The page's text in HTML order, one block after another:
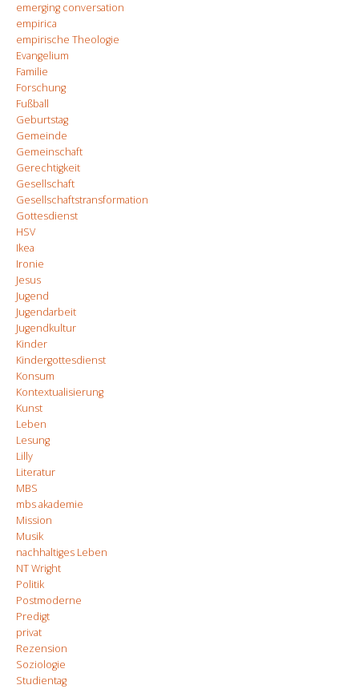
emerging conversation
empirica
empirische Theologie
Evangelium
Familie
Forschung
Fußball
Geburtstag
Gemeinde
Gemeinschaft
Gerechtigkeit
Gesellschaft
Gesellschaftstransformation
Gottesdienst
HSV
Ikea
Ironie
Jesus
Jugend
Jugendarbeit
Jugendkultur
Kinder
Kindergottesdienst
Konsum
Kontextualisierung
Kunst
Leben
Lesung
Lilly
Literatur
MBS
mbs akademie
Mission
Musik
nachhaltiges Leben
NT Wright
Politik
Postmoderne
Predigt
privat
Rezension
Soziologie
Studientag